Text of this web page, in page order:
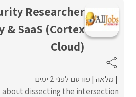
Researcher
& SaaS (Cortex
Cloud)
מלאה פורסם לפני 2 ימים
about dissecting the intersection